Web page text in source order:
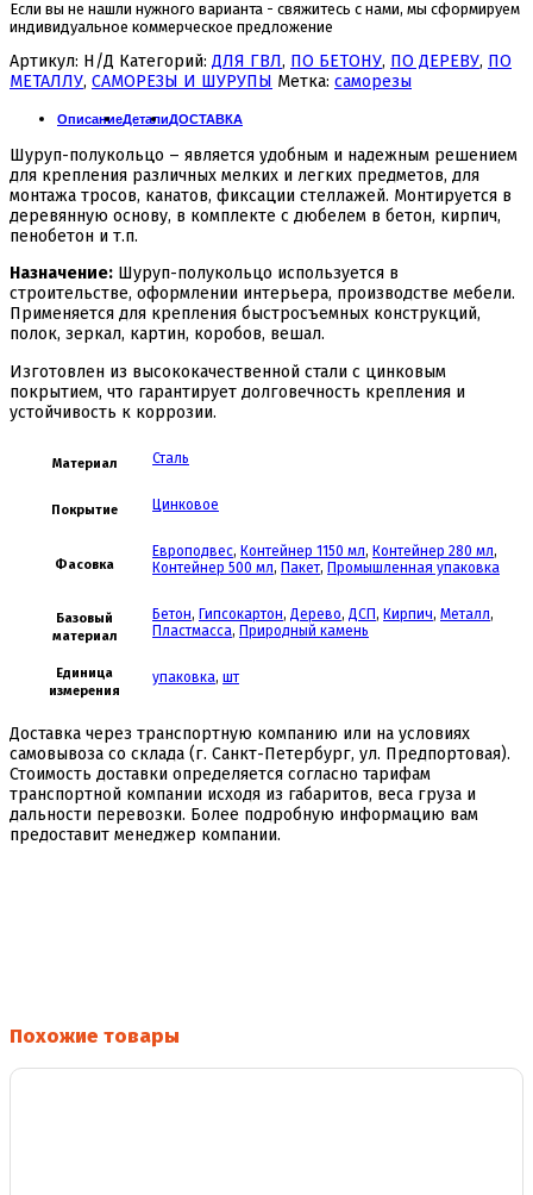
Если вы не нашли нужного варианта - свяжитесь с нами, мы сформируем
индивидуальное коммерческое предложение
Артикул: Н/Д Категорий: ДЛЯ ГВЛ, ПО БЕТОНУ, ПО ДЕРЕВУ, ПО
МЕТАЛЛУ, САМОРЕЗЫ И ШУРУПЫ Метка: саморезы
ОписаниеДеталиДОСТАВКА
Шуруп-полукольцо – является удобным и надежным решением
для крепления различных мелких и легких предметов, для
монтажа тросов, канатов, фиксации стеллажей. Монтируется в
деревянную основу, в комплекте с дюбелем в бетон, кирпич,
пенобетон и т.п.
Назначение: Шуруп-полукольцо используется в
строительстве, оформлении интерьера, производстве мебели.
Применяется для крепления быстросъемных конструкций,
полок, зеркал, картин, коробов, вешал.
Изготовлен из высококачественной стали с цинковым
покрытием, что гарантирует долговечность крепления и
устойчивость к коррозии.
Материал Сталь
Покрытие Цинковое
Фасовка
Европодвес,Контейнер 1150 мл,Контейнер 280 мл,
Контейнер 500 мл,Пакет,Промышленная упаковка
Базовый
материал
Бетон,Гипсокартон,Дерево,ДСП,Кирпич,Металл,
Пластмасса,Природный камень
Единица
измерения
упаковка,шт
Доставка через транспортную компанию или на условиях
самовывоза со склада (г. Санкт-Петербург, ул. Предпортовая).
Стоимость доставки определяется согласно тарифам
транспортной компании исходя из габаритов, веса груза и
дальности перевозки. Более подробную информацию вам
предоставит менеджер компании.
Похожие товары